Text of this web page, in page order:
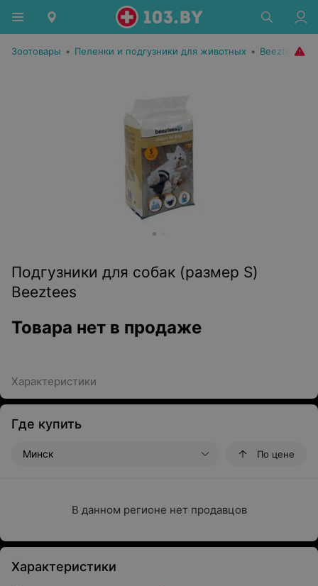
Зоотовары • Пеленки и подгузники для животных • Beeztees
Подгузники для собак (размер S)
Beeztees
Товара нет в продаже
Характеристики
Где купить
Минск По цене
В данном регионе нет продавцов
Характеристики